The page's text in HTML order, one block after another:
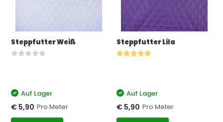
Steppfutter Weiß
Auf Lager
€ 5,90 Pro Meter
Steppfutter Lila
Auf Lager
€ 5,90 Pro Meter